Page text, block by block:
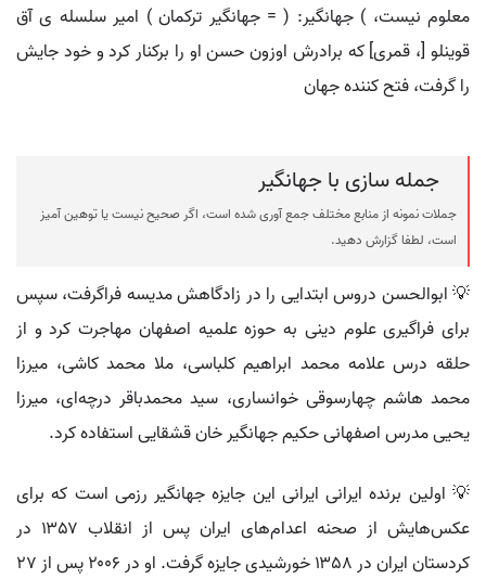
معلوم نیست، ) جهانگیر: ( = جهانگیر ترکمان ) امیر سلسله ی آق
قوینلو [، قمری] که برادرش اوزون حسن او را برکنار کرد و خود جایش
را گرفت، فتح کننده جهان
جمله سازی با جهانگیر
جملات نمونه از منابع مختلف جمع آوری شده است، اگر صحیح نیست یا توهین آمیز
است، لطفا گزارش دهید.
💡 ابوالحسن دروس ابتدایی را در زادگاهش مدیسه فراگرفت، سپس
برای فراگیری علوم دینی به حوزه علمیه اصفهان مهاجرت کرد و از
حلقه درس علامه محمد ابراهیم کلباسی، ملا محمد کاشی، میرزا
محمد هاشم چهارسوقی خوانساری، سید محمدباقر درچه‌ای، میرزا
یحیی مدرس اصفهانی حکیم جهانگیر خان قشقایی استفاده کرد.
💡 اولین برنده ایرانی ایرانی این جایزه جهانگیر رزمی است که برای
عکس‌هایش از صحنه اعدام‌های ایران پس از انقلاب ۱۳۵۷ در
کردستان ایران در ۱۳۵۸ خورشیدی جایزه گرفت. او در ۲۰۰۶ پس از ۲۷